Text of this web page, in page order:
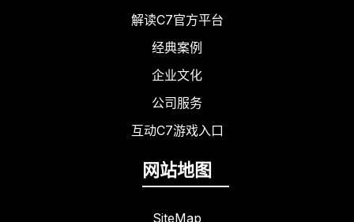
解读C7官方平台
经典案例
企业文化
公司服务
互动C7游戏入口
网站地图
SiteMap